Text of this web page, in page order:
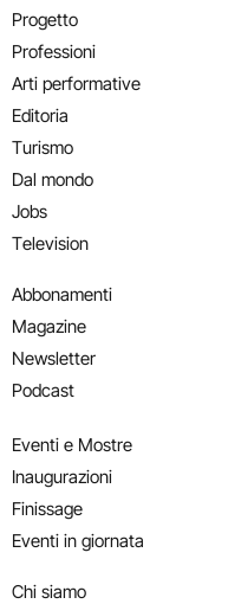
Progetto
Professioni
Arti performative
Editoria
Turismo
Dal mondo
Jobs
Television
Abbonamenti
Magazine
Newsletter
Podcast
Eventi e Mostre
Inaugurazioni
Finissage
Eventi in giornata
Chi siamo